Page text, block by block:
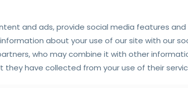
INSCREVER
and ads, provide social media features and
about your use of our site with our
who may combine it with other
have collected from your use of their